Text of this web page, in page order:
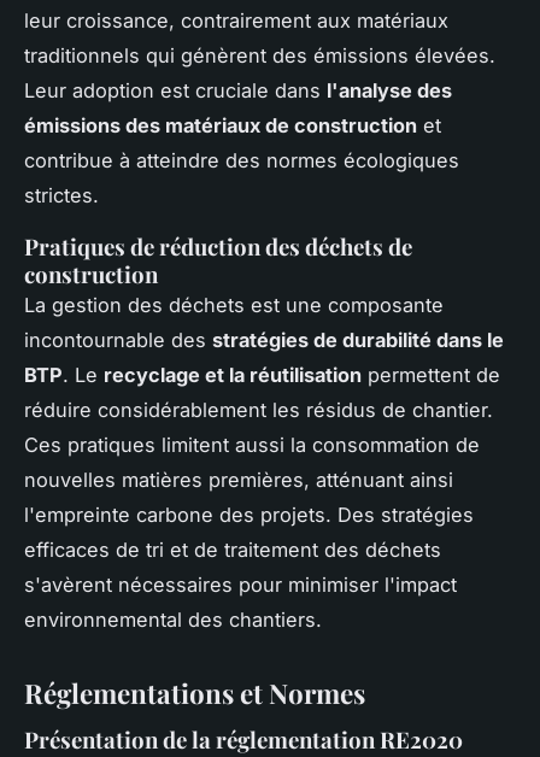
leur croissance, contrairement aux matériaux
traditionnels qui génèrent des émissions élevées.
Leur adoption est cruciale dans l'analyse des
émissions des matériaux de construction et
contribue à atteindre des normes écologiques
strictes.
Pratiques de réduction des déchets de
construction
La gestion des déchets est une composante
incontournable des stratégies de durabilité dans le
BTP. Le recyclage et la réutilisation permettent de
réduire considérablement les résidus de chantier.
Ces pratiques limitent aussi la consommation de
nouvelles matières premières, atténuant ainsi
l'empreinte carbone des projets. Des stratégies
efficaces de tri et de traitement des déchets
s'avèrent nécessaires pour minimiser l'impact
environnemental des chantiers.
Réglementations et Normes
Présentation de la réglementation RE2020